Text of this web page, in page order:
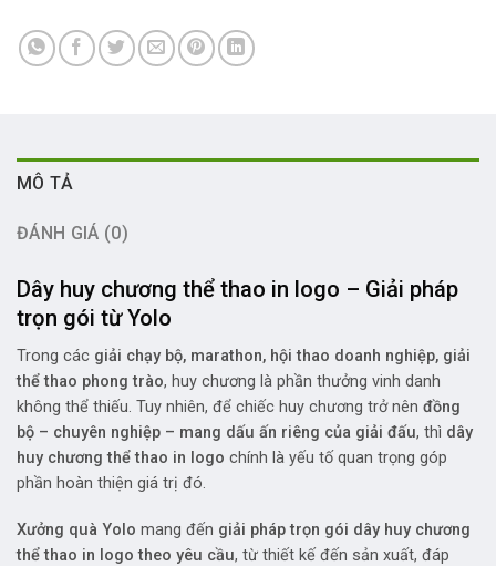
MÔ TẢ
ĐÁNH GIÁ (0)
Dây huy chương thể thao in logo – Giải pháp
trọn gói từ Yolo
Trong các giải chạy bộ, marathon, hội thao doanh nghiệp, giải
thể thao phong trào, huy chương là phần thưởng vinh danh
không thể thiếu. Tuy nhiên, để chiếc huy chương trở nên đồng
bộ – chuyên nghiệp – mang dấu ấn riêng của giải đấu, thì dây
huy chương thể thao in logo chính là yếu tố quan trọng góp
phần hoàn thiện giá trị đó.
Xưởng quà Yolo mang đến giải pháp trọn gói dây huy chương
thể thao in logo theo yêu cầu, từ thiết kế đến sản xuất, đáp